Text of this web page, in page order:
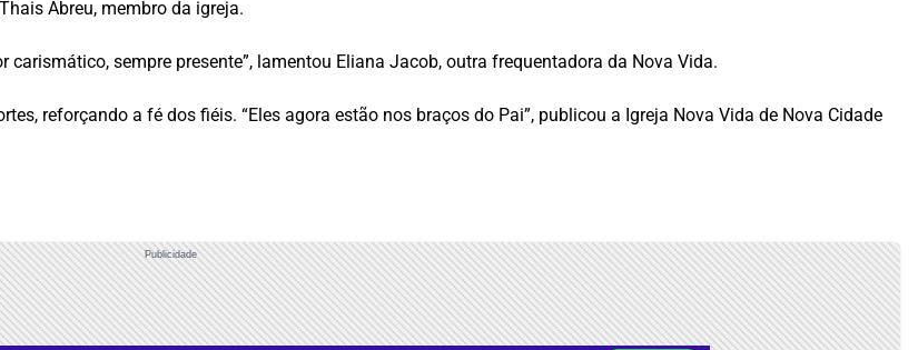
Abreu, membro da igreja.
sempre presente”, lamentou Eliana Jacob, outra frequentadora da Nova Vida.
reforçando a fé dos fiéis. “Eles agora estão nos braços do Pai”, publicou a Igreja Nova Vida de Nova Cidade
Publicidade